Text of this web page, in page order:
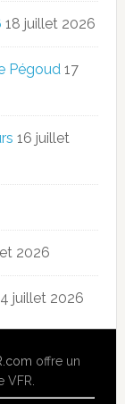
18 juillet 2026
Pégoud 17
16 juillet
2026
juillet 2026
offre un